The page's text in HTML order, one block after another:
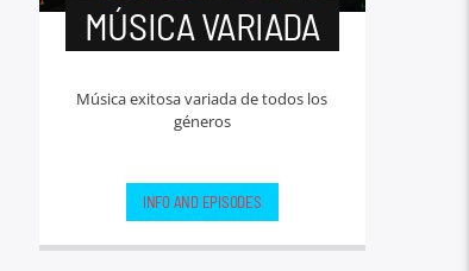
MÚSICA VARIADA
Música exitosa variada de todos los
géneros
INFO AND EPISODES